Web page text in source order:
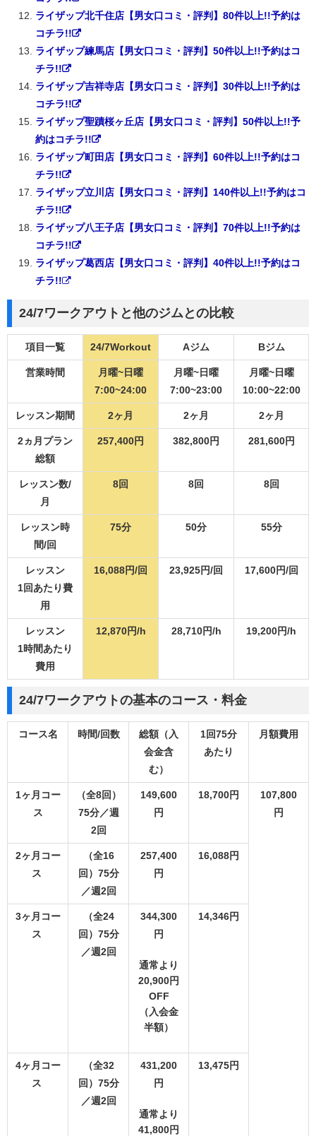
ライザップ北千住店【男女口コミ・評判】80件以上!!予約は
コチラ!!
ライザップ練馬店【男女口コミ・評判】50件以上!!予約はコ
チラ!!
ライザップ吉祥寺店【男女口コミ・評判】30件以上!!予約は
コチラ!!
ライザップ聖蹟桜ヶ丘店【男女口コミ・評判】50件以上!!予
約はコチラ!!
ライザップ町田店【男女口コミ・評判】60件以上!!予約はコ
チラ!!
ライザップ立川店【男女口コミ・評判】140件以上!!予約はコ
チラ!!
ライザップ八王子店【男女口コミ・評判】70件以上!!予約は
コチラ!!
ライザップ葛西店【男女口コミ・評判】40件以上!!予約はコ
チラ!!
24/7ワークアウトと他のジムとの比較
項目一覧 24/7Workout Aジム Bジム
営業時間
月曜~日曜
7:00~24:00
月曜~日曜
7:00~23:00
月曜~日曜
10:00~22:00
レッスン期間 2ヶ月 2ヶ月 2ヶ月
2ヵ月プラン
総額
257,400円 382,800円 281,600円
レッスン数/
月
8回 8回 8回
レッスン時
間/回
75分 50分 55分
レッスン
1回あたり費
用
16,088円/回 23,925円/回 17,600円/回
レッスン
1時間あたり
費用
12,870円/h 28,710円/h 19,200円/h
24/7ワークアウトの基本のコース・料金
コース名 時間/回数
総額（入
会金含
む）
1回75分
あたり
月額費用
1ヶ月コー
ス
（全8回）
75分／週
2回
149,600
円
18,700円
107,800
円
2ヶ月コー
ス
（全16
回）75分
／週2回
257,400
円
16,088円
3ヶ月コー
ス
（全24
回）75分
／週2回
344,300
円
通常より
20,900円
OFF
（入会金
半額）
14,346円
4ヶ月コー
ス
（全32
回）75分
／週2回
431,200
円
通常より
41,800円
13,475円